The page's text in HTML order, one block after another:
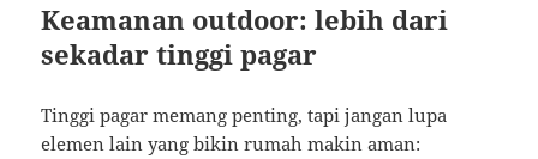
Keamanan outdoor: lebih dari
sekadar tinggi pagar
Tinggi pagar memang penting, tapi jangan lupa
elemen lain yang bikin rumah makin aman: